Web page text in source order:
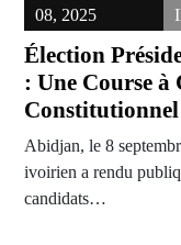
08, 2025
Élection
: Une Course à
Constitutionnel
Abidjan, le 8
ivoirien a rendu
candidats…